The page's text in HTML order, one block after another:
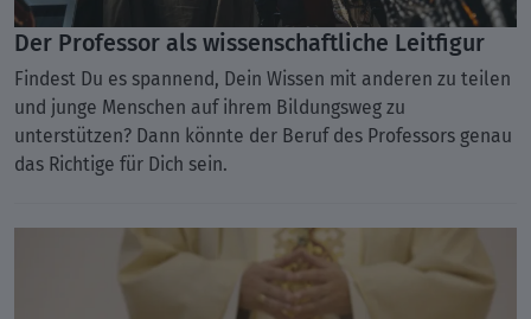
Der Professor als wissenschaftliche Leitfigur
Findest Du es spannend, Dein Wissen mit anderen zu teilen
und junge Menschen auf ihrem Bildungsweg zu
unterstützen? Dann könnte der Beruf des Professors genau
das Richtige für Dich sein.